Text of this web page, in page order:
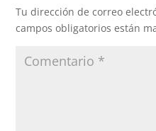
Tu dirección de correo
campos obligatorios están